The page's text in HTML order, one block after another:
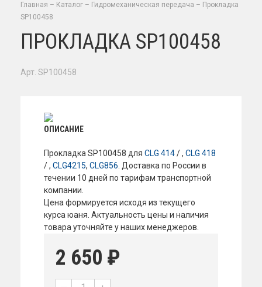
Главная – Каталог – Гидромеханическая передача – Прокладка
SP100458
ПРОКЛАДКА SP100458
Арт. SP100458
ОПИСАНИЕ
Прокладка SP100458 для CLG 414/ , CLG 418
/ , CLG4215, CLG856 . Доставка по России в
течении 10 дней по тарифам транспортной
компании.
Цена формируется исходя из текущего
курса юаня. Актуальность цены и наличия
товара уточняйте у наших менеджеров.
2 650 ₽